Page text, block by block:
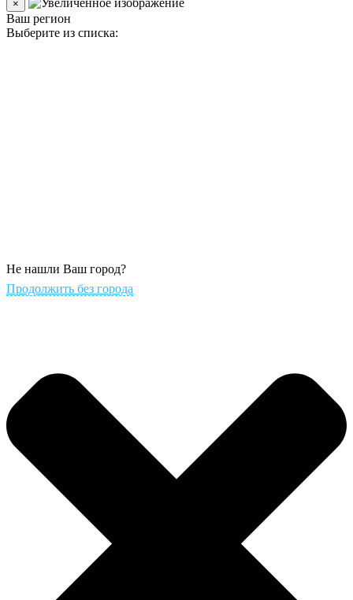
×
Ваш регион
Выберите из списка:
Не нашли Ваш город?
Продолжить без города